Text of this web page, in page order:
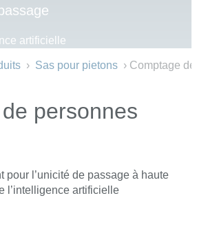
artificielle
› Sas pour pietons › Comptage
personnes
pour l’unicité de passage à haute
l’intelligence artificielle